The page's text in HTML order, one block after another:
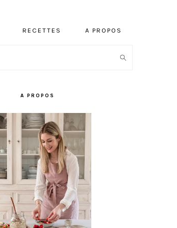
RECETTES A PROPOS
A PROPOS